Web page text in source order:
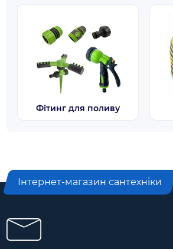
Фітинг для поливу
Інтернет-магазин сантехніки